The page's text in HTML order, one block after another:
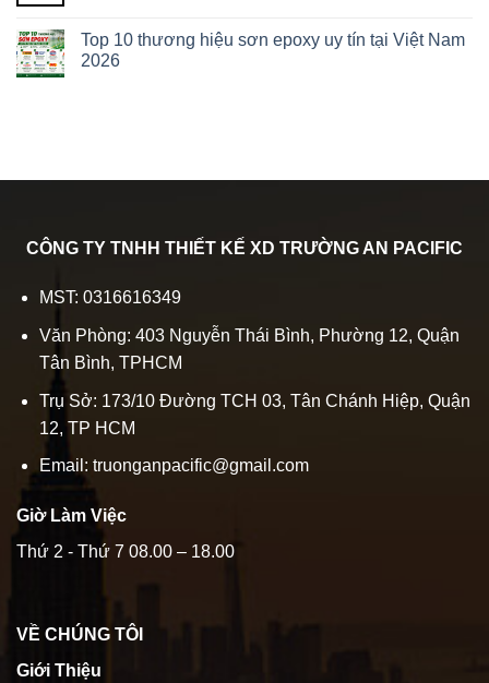
Top 10 thương hiệu sơn epoxy uy tín tại Việt Nam
2026
CÔNG TY TNHH THIẾT KẾ XD TRƯỜNG AN PACIFIC
MST: 0316616349
Văn Phòng: 403 Nguyễn Thái Bình, Phường 12, Quận
Tân Bình, TPHCM
Trụ Sở: 173/10 Đường TCH 03, Tân Chánh Hiệp, Quận
12, TP HCM
Email: truonganpacific@gmail.com
Giờ Làm Việc
Thứ 2 - Thứ 7 08.00 – 18.00
VỀ CHÚNG TÔI
Giới Thiệu